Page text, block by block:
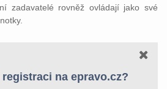
zadavatelé rovněž ovládají jako své
registraci na epravo.cz?